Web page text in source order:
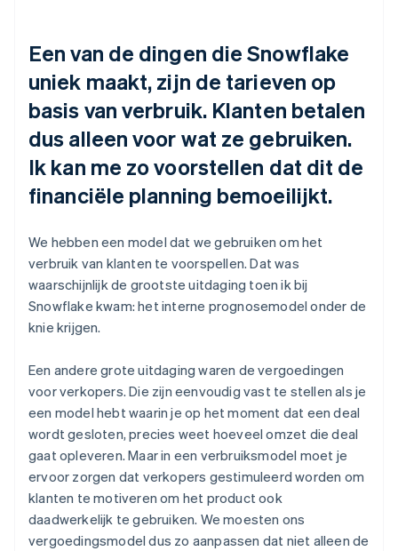
Een van de dingen die Snowflake
uniek maakt, zijn de tarieven op
basis van verbruik. Klanten betalen
dus alleen voor wat ze gebruiken.
Ik kan me zo voorstellen dat dit de
financiële planning bemoeilijkt.
We hebben een model dat we gebruiken om het
verbruik van klanten te voorspellen. Dat was
waarschijnlijk de grootste uitdaging toen ik bij
Snowflake kwam: het interne prognosemodel onder de
knie krijgen.
Een andere grote uitdaging waren de vergoedingen
voor verkopers. Die zijn eenvoudig vast te stellen als je
een model hebt waarin je op het moment dat een deal
wordt gesloten, precies weet hoeveel omzet die deal
gaat opleveren. Maar in een verbruiksmodel moet je
ervoor zorgen dat verkopers gestimuleerd worden om
klanten te motiveren om het product ook
daadwerkelijk te gebruiken. We moesten ons
vergoedingsmodel dus zo aanpassen dat niet alleen de